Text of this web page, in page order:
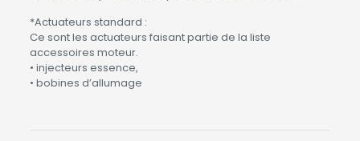
*Actuateurs standard :
Ce sont les actuateurs faisant partie de la liste
accessoires moteur.
• injecteurs essence,
• bobines d’allumage